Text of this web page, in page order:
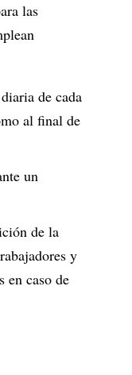
las
de cada
al final de
un
de la
y
en caso de